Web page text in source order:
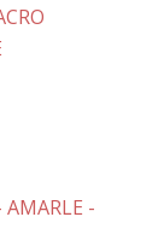
AMARLE -